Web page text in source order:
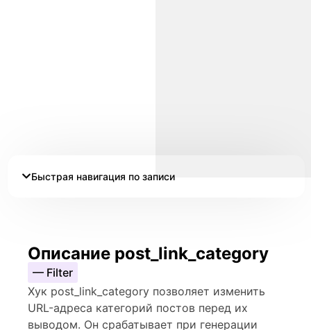
Быстрая навигация по записи
Описание post_link_category
— Filter
Хук post_link_category позволяет изменить
URL-адреса категорий постов перед их
выводом. Он срабатывает при генерации